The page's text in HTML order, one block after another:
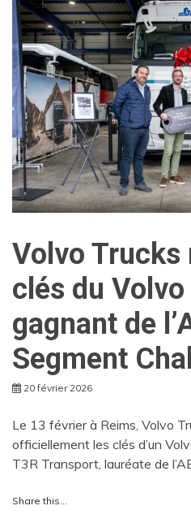
Volvo Trucks
clés du Volvo
gagnant de
Segment
20 février 2026
Le 13 février à Reims, Volvo
officiellement les clés d’un
T3R Transport, lauréate de
Share this...